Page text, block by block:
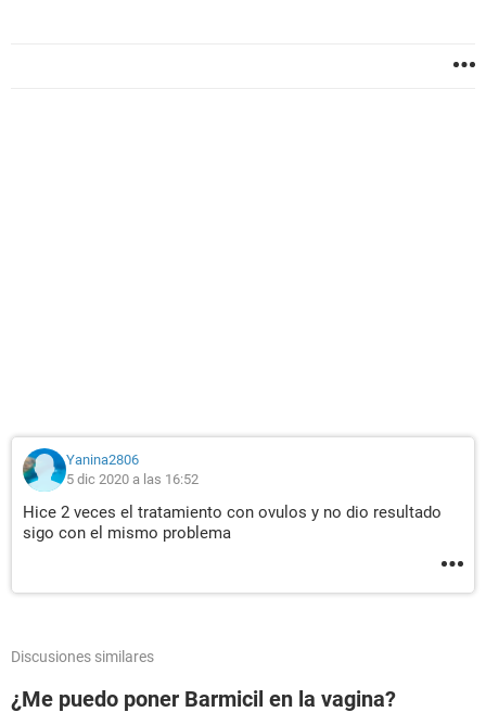
Yanina2806
5 dic 2020 a las 16:52
Hice 2 veces el tratamiento con ovulos y no dio resultado
sigo con el mismo problema
Discusiones similares
¿Me puedo poner Barmicil en la vagina?